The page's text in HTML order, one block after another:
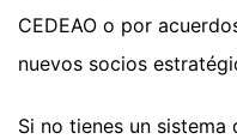
CEDEAO o por
nuevos socios
Si no tienes un